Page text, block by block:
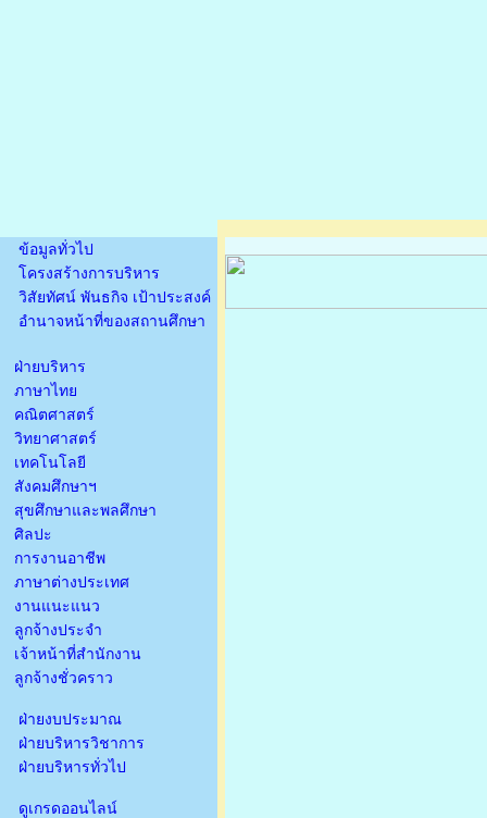
ข้อมูลทั่วไป
โครงสร้างการบริหาร
วิสัยทัศน์ พันธกิจ เป้าประสงค์
อำนาจหน้าที่ของสถานศึกษา
ฝ่ายบริหาร
ภาษาไทย
คณิตศาสตร์
วิทยาศาสตร์
เทคโนโลยี
สังคมศึกษาฯ
สุขศึกษาและพลศึกษา
ศิลปะ
การงานอาชีพ
ภาษาต่างประเทศ
งานแนะแนว
ลูกจ้างประจำ
เจ้าหน้าที่สำนักงาน
ลูกจ้างชั่วคราว
ฝ่ายงบประมาณ
ฝ่ายบริหารวิชาการ
ฝ่ายบริหารทั่วไป
ดูเกรดออนไลน์